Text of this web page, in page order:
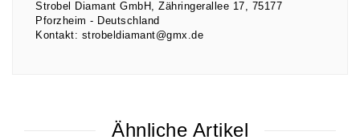
Strobel Diamant GmbH
Zähringerallee 17
75177
Pforzheim
Deutschland
Kontakt: strobeldiamant@gmx.de
Ähnliche Artikel